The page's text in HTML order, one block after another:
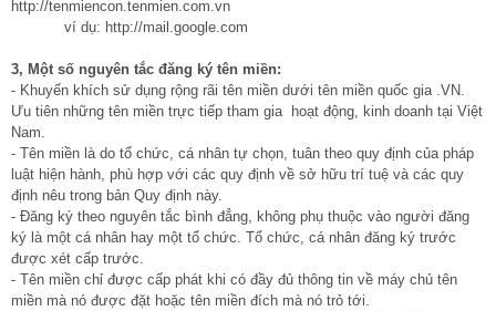
http://tenmiencon.tenmien.com.vn
ví dụ: http://mail.google.com
3, Một số nguyên tắc đăng ký tên miền:
- Khuyến khích sử dụng rộng rãi tên miền dưới tên miền quốc gia .VN.
Ưu tiên những tên miền trực tiếp tham gia hoạt động, kinh doanh tại Việt
Nam.
- Tên miền là do tổ chức, cá nhân tự chọn, tuân theo quy định của pháp
luật hiện hành, phù hợp với các quy định về sở hữu trí tuệ và các quy
định nêu trong bản Quy định này.
- Đăng ký theo nguyên tắc bình đẳng, không phụ thuộc vào người đăng
ký là một cá nhân hay một tổ chức. Tổ chức, cá nhân đăng ký trước
được xét cấp trước.
- Tên miền chỉ được cấp phát khi có đầy đủ thông tin về máy chủ tên
miền mà nó được đặt hoặc tên miền đích mà nó trỏ tới.